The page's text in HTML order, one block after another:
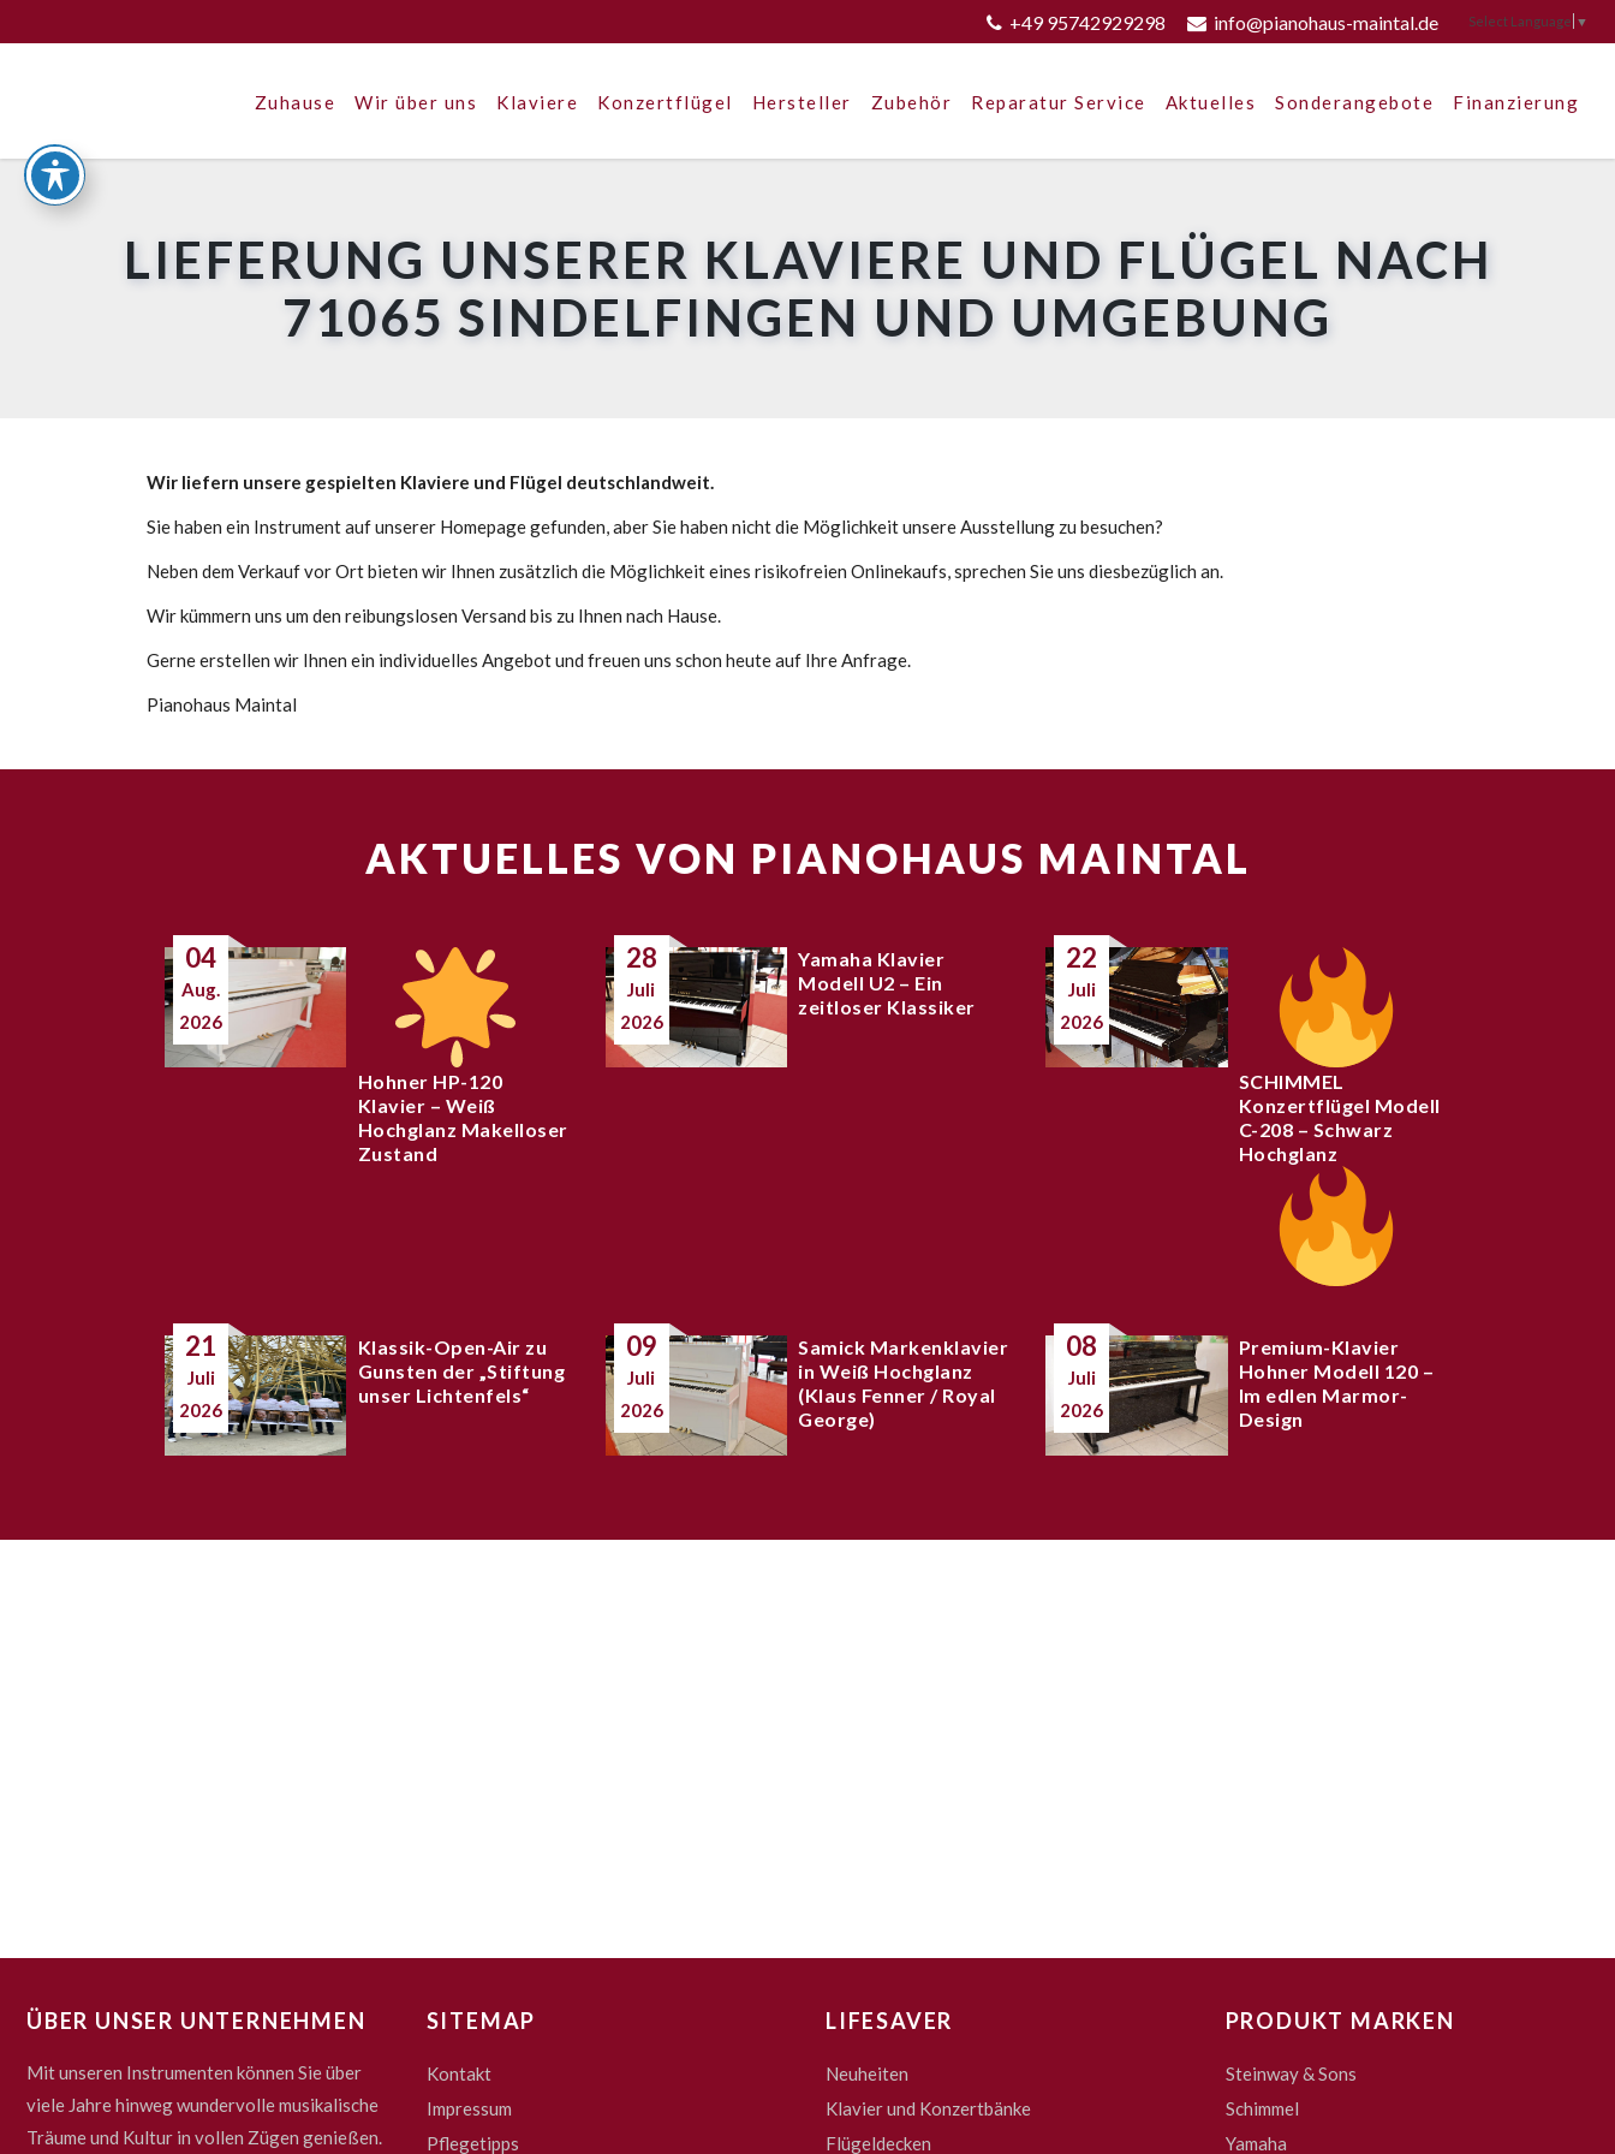
+49 95742929298 info@pianohaus-maintal.de Select Language ▼
Zuhause Wir über uns Klaviere Konzertflügel Hersteller Zubehör Reparatur Service Aktuelles Sonderangebote Finanzierung
LIEFERUNG UNSERER KLAVIERE UND FLÜGEL NACH
71065 SINDELFINGEN UND UMGEBUNG
Wir liefern unsere gespielten Klaviere und Flügel deutschlandweit.
Sie haben ein Instrument auf unserer Homepage gefunden, aber Sie haben nicht die Möglichkeit unsere Ausstellung zu besuchen?
Neben dem Verkauf vor Ort bieten wir Ihnen zusätzlich die Möglichkeit eines risikofreien Onlinekaufs, sprechen Sie uns diesbezüglich an.
Wir kümmern uns um den reibungslosen Versand bis zu Ihnen nach Hause.
Gerne erstellen wir Ihnen ein individuelles Angebot und freuen uns schon heute auf Ihre Anfrage.
Pianohaus Maintal
AKTUELLES VON PIANOHAUS MAINTAL
04
Aug.
2026
Hohner HP-120
Klavier – Weiß
Hochglanz Makelloser
Zustand
28
Juli
2026
Yamaha Klavier
Modell U2 – Ein
zeitloser Klassiker
22
Juli
2026
SCHIMMEL
Konzertflügel Modell
C-208 – Schwarz
Hochglanz
21
Juli
2026
Klassik-Open-Air zu
Gunsten der „Stiftung
unser Lichtenfels“
09
Juli
2026
Samick Markenklavier
in Weiß Hochglanz
(Klaus Fenner / Royal
George)
08
Juli
2026
Premium-Klavier
Hohner Modell 120 –
Im edlen Marmor-
Design
ÜBER UNSER UNTERNEHMEN
Mit unseren Instrumenten können Sie über
viele Jahre hinweg wundervolle musikalische
Träume und Kultur in vollen Zügen genießen.
SITEMAP
Kontakt
Impressum
Pflegetipps
LIFESAVER
Neuheiten
Klavier und Konzertbänke
Flügeldecken
PRODUKT MARKEN
Steinway & Sons
Schimmel
Yamaha